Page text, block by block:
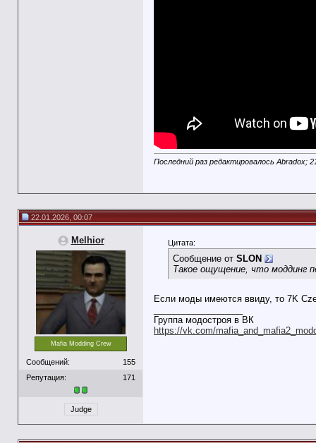
Последний раз редактировалось Abradox;
22.01.2026, 00:07
Melhior
Mafia Modding Crew
Сообщений:
155
Репутация:
171
Judge
Цитата:
Сообщение от SLON
Такое ощущение, что моддинг
Если моды имеются ввиду, то 7K
Группа модостроя в ВК
https://vk.com/